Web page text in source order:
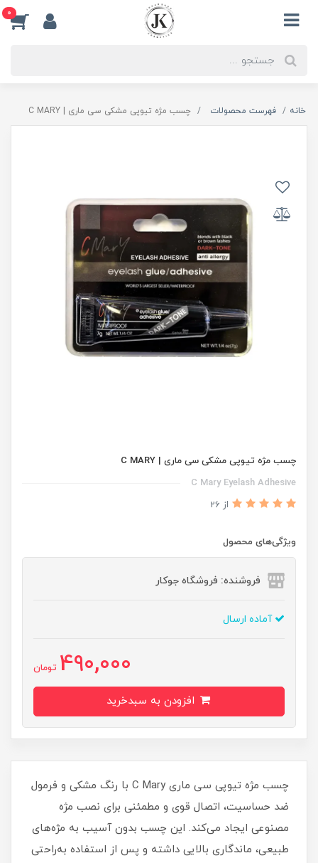
0
خانه فهرست محصولات چسب مژه تیوپی مشکی سی ماری | C MARY
چسب مژه تیوپی مشکی سی ماری | C MARY
C Mary Eyelash Adhesive
از 26
ویژگی‌های محصول
فروشنده: فروشگاه جوکار
آماده ارسال
490,000 تومان
چسب مژه تیوپی سی ماری C Mary با رنگ مشکی و فرمول
ضد حساسیت، اتصال قوی و مطمئنی برای نصب مژه
مصنوعی ایجاد می‌کند. این چسب بدون آسیب به مژه‌های
طبیعی، ماندگاری بالایی داشته و پس از استفاده به‌راحتی